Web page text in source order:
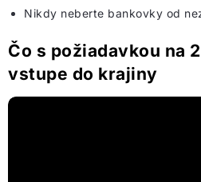
Nikdy neberte bankovky od
Čo s požiadavkou na
vstupe do krajiny